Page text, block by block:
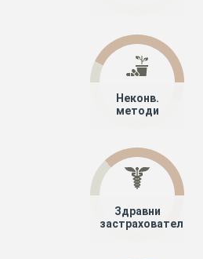
Неконв.
методи
Здравни
застрахователи